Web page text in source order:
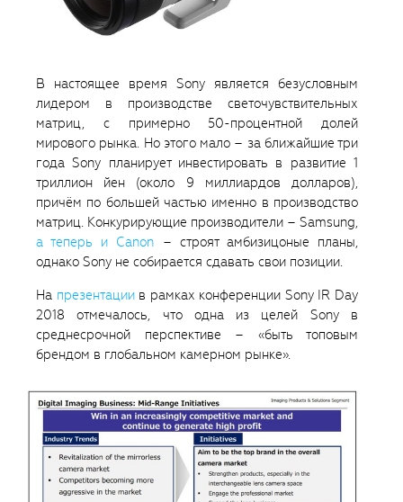
В настоящее время Sony является безусловным
лидером в производстве светочувствительных
матриц, с примерно 50-процентной долей
мирового рынка. Но этого мало – за ближайшие три
года Sony планирует инвестировать в развитие 1
триллион йен (около 9 миллиардов долларов),
причём по большей частью именно в производство
матриц. Конкурирующие производители – Samsung,
а теперь и Canon – строят амбизицоные планы,
однако Sony не собирается сдавать свои позиции.
На презентациив рамках конференции Sony IR Day
2018 отмечалось, что одна из целей Sony в
среднесрочной перспективе – «быть топовым
брендом в глобальном камерном рынке».